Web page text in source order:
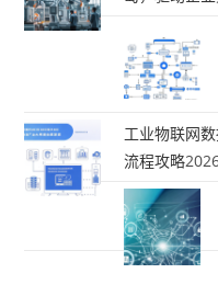
工业物联网
流程攻略